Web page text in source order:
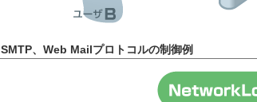
SMTP、Web Mailプロトコルの制御例